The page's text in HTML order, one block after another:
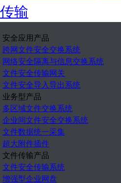
传输
安全应用产品
跨网文件安全交换系统
网络安全隔离与信息交换系统
文件安全传输网关
文件安全导入导出系统
业务型产品
多区域文件交换系统
企业间文件安全交换系统
文件数据统一采集
超大附件插件
文件传输产品
文件安全传输系统
增强型企业网盘